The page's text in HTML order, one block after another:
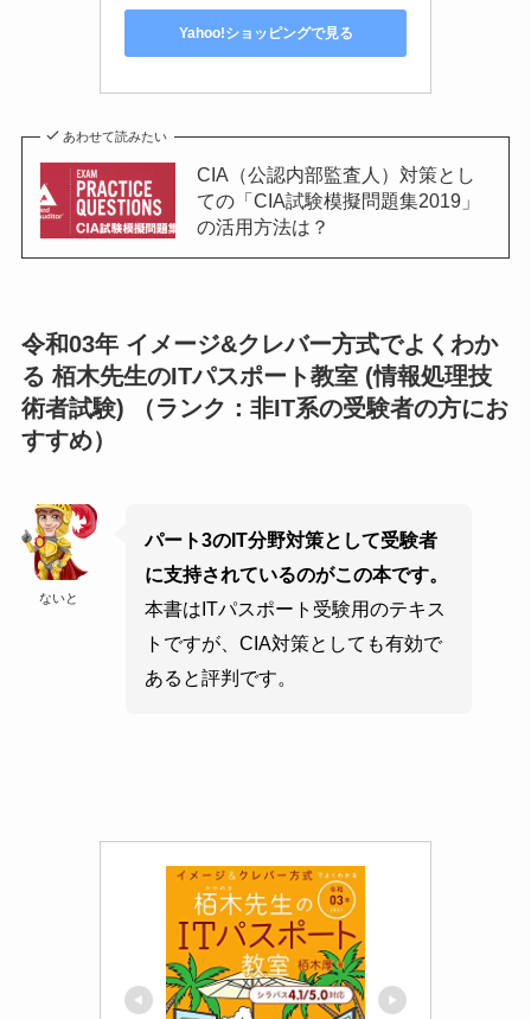
Yahoo!ショッピングで見る
あわせて読みたい
CIA（公認内部監査人）対策とし
ての「CIA試験模擬問題集2019」
の活用方法は？
令和03年 イメージ&クレバー方式でよくわか
る 栢木先生のITパスポート教室 (情報処理技
術者試験) （ランク：非IT系の受験者の方にお
すすめ）
ないと
パート3のIT分野対策として受験者
に支持されているのがこの本です。
本書はITパスポート受験用のテキス
トですが、CIA対策としても有効で
あると評判です。